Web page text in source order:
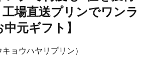
場直送プリンでワンラ
元ギフト】
ョウハヤリプリン）